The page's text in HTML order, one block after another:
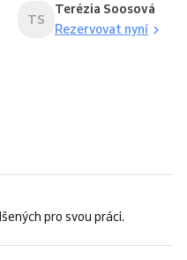
TS
Terézia Soosová
Rezervovat nyní
pro svou práci.